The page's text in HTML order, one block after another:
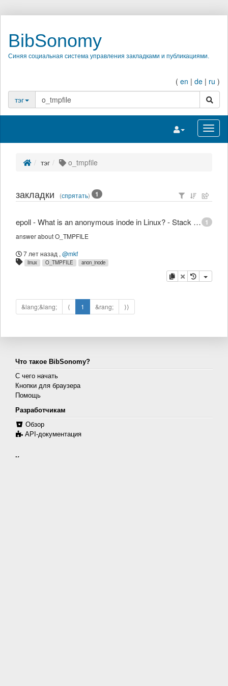
BibSonomy
Синяя социальная система управления закладками и публикациями.
( en | de | ru )
тэг
поиск
Переключить
тэг o_tmpfile
закладки (спрятать) 1
1
epoll - What is an anonymous inode in Linux? - Stack Overflow
answer about O_TMPFILE
7 лет назад , @mkf
linux O_TMPFILE anon_inode
копировать
удалить
&lang;&lang; ⟨ 1 &rang; ⟩⟩
Что такое BibSonomy?
С чего начать
Кнопки для браузера
Помощь
Разработчикам
Обзор
API-документация
Контакт и защита личных данных